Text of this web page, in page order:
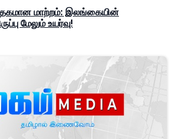
மாற்றம்: இலங்கையின்
மேலும் உயர்வு!